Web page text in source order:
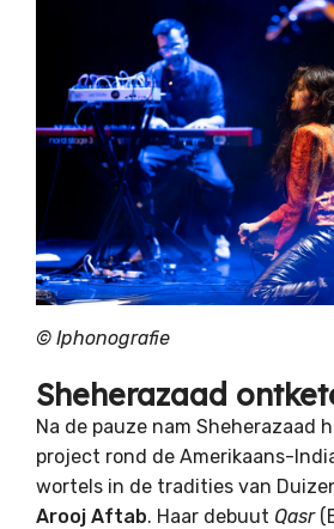
© Iphonografie
Sheherazaad
Na de pauze nam Sheherazaad
project rond de Amerikaans-
wortels in de tradities van
Arooj Aftab. Haar debuut Qasr